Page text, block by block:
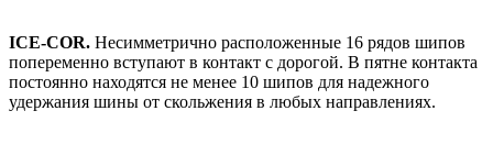
ICE-COR. Несимметрично расположенные 16 рядов шипов
попеременно вступают в контакт с дорогой. В пятне контакта
постоянно находятся не менее 10 шипов для надежного
удержания шины от скольжения в любых направлениях.